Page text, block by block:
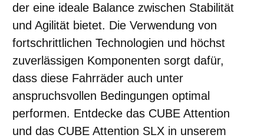
der eine ideale Balance zwischen Stabilität
und Agilität bietet. Die Verwendung von
fortschrittlichen Technologien und höchst
zuverlässigen Komponenten sorgt dafür,
dass diese Fahrräder auch unter
anspruchsvollen Bedingungen optimal
performen. Entdecke das CUBE Attention
und das CUBE Attention SLX in unserem